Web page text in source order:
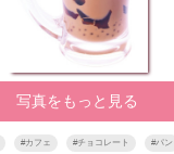
写真をもっと見る
#カフェ #チョコレート #パン